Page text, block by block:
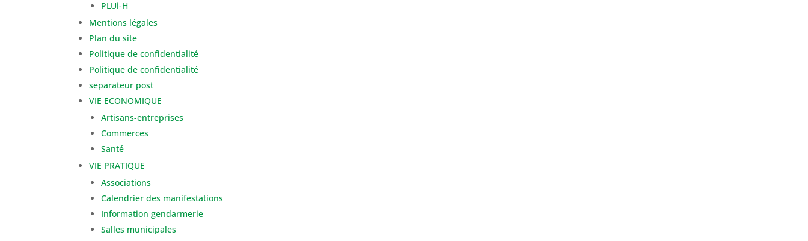
PLUi-H
Mentions légales
Plan du site
Politique de confidentialité
Politique de confidentialité
separateur post
VIE ECONOMIQUE
Artisans-entreprises
Commerces
Santé
VIE PRATIQUE
Associations
Calendrier des manifestations
Information gendarmerie
Salles municipales